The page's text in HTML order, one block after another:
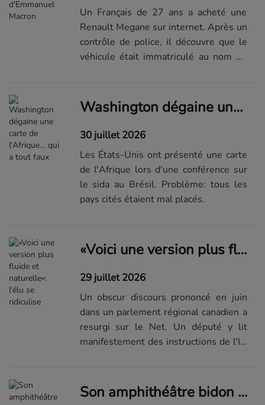
Un Français de 27 ans a acheté une
Renault Megane sur internet. Après un
contrôle de police, il découvre que le
véhicule était immatriculé au nom du
Washington dégaine une carte de l'Afrique… qui a tout faux
30 juillet 2026
Les États-Unis ont présenté une carte
de l'Afrique lors d'une conférence sur
le sida au Brésil. Problème: tous les
pays cités étaient mal placés.
«Voici une version plus fluide et naturelle»: l'élu se ridiculise
29 juillet 2026
Un obscur discours prononcé en juin
dans un parlement régional canadien a
resurgi sur le Net. Un député y lit
manifestement des instructions de l'IA
Son amphithéâtre bidon avait berné autorités et touristes